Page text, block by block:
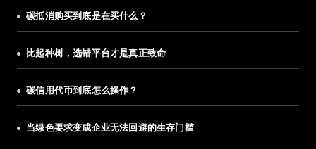
碳抵消购买到底是在买什么？
比起种树，选错平台才是真正致命
碳信用代币到底怎么操作？
当绿色要求变成企业无法回避的生存门槛